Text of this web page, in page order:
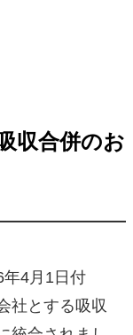
収合併のお
4月1日付
社とする吸収